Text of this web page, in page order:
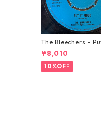
The Bleechers -
od 【7-21637】
¥8,010
10%OFF